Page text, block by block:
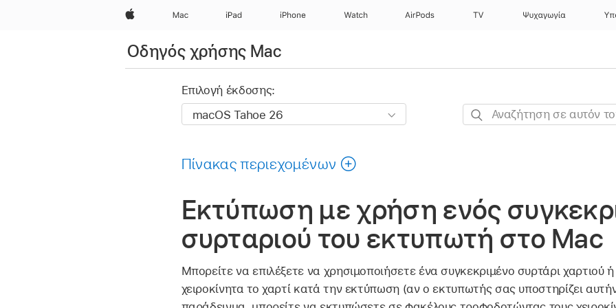
Apple Mac iPad iPhone Watch AirPods TV Ψυχαγωγία
Οδηγός χρήσης Mac
Επιλογή έκδοσης:
Αναζήτηση
Πίνακας περιεχομένων
Εκτύπωση με χρήση ενός
συρταριού του εκτυπωτή στο Mac
Μπορείτε να επιλέξετε να χρησιμοποιήσετε ένα συγκεκριμένο συρτάρι χαρτιού
χειροκίνητα το χαρτί κατά την εκτύπωση (αν ο εκτυπωτής σας υποστηρίζει